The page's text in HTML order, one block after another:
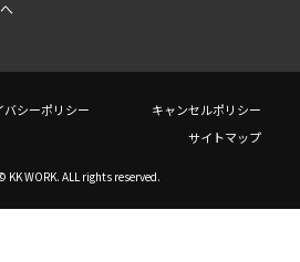
バシーポリシー
キャンセルポリシー
サイトマップ
WORK. ALL rights reserved.